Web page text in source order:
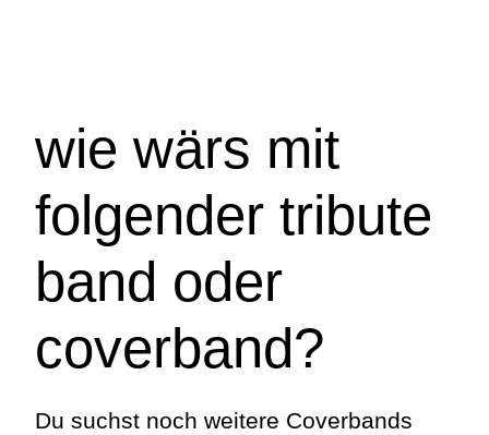
wie wärs mit
folgender tribute
band oder
coverband?
Du suchst noch weitere Coverbands